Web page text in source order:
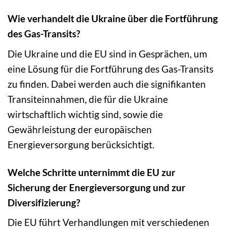
Wie verhandelt die Ukraine über die Fortführung
des Gas-Transits?
Die Ukraine und die EU sind in Gesprächen, um
eine Lösung für die Fortführung des Gas-Transits
zu finden. Dabei werden auch die signifikanten
Transiteinnahmen, die für die Ukraine
wirtschaftlich wichtig sind, sowie die
Gewährleistung der europäischen
Energieversorgung berücksichtigt.
Welche Schritte unternimmt die EU zur
Sicherung der Energieversorgung und zur
Diversifizierung?
Die EU führt Verhandlungen mit verschiedenen